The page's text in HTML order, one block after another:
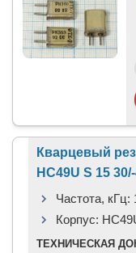
Кварцевый
HC49U S 15
Частота, кГц:
Корпус:
ТЕХНИЧЕСКАЯ